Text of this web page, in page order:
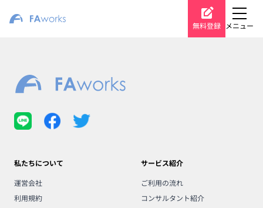
無料登録 メニュー
私たちについて
運営会社
利用規約
サービス紹介
ご利用の流れ
コンサルタント紹介